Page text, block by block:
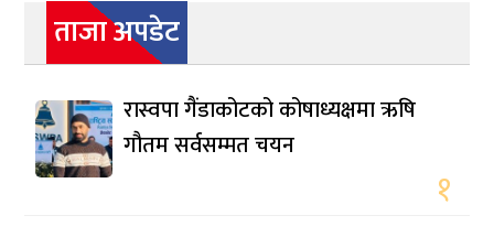
ताजा अपडेट
रास्वपा गैंडाकोटको कोषाध्यक्षमा ऋषि
गौतम सर्वसम्मत चयन
१